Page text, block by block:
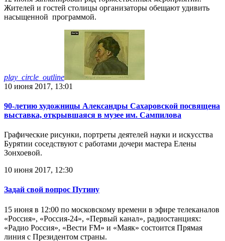
Жителей и гостей столицы организаторы обещают удивить
насыщенной программой.
play_circle_outline
10 июня 2017, 13:01
90-летию художницы Александры Сахаровской посвящена
выставка, открывшаяся в музее им. Сампилова
Графические рисунки, портреты деятелей науки и искусства
Бурятии соседствуют с работами дочери мастера Елены
Зонхоевой.
10 июня 2017, 12:30
Задай свой вопрос Путину
15 июня в 12:00 по московскому времени в эфире телеканалов
«Россия», «Россия-24», «Первый канал», радиостанциях:
«Радио Россия», «Вести FM» и «Маяк» состоится Прямая
линия с Президентом страны.